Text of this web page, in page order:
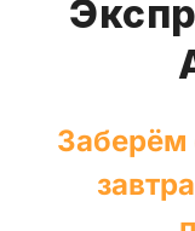
Экспресс доставка
Заберём